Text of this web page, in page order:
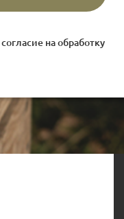
наобработку